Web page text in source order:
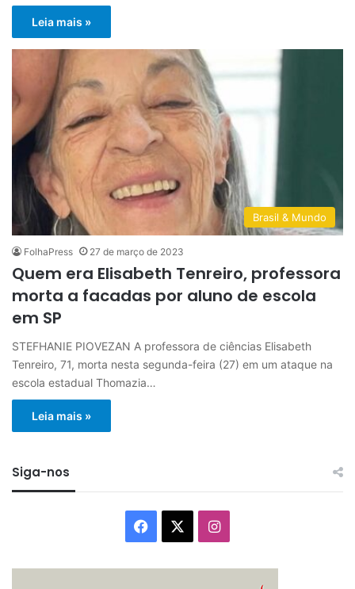
Leia mais »
Brasil & Mundo
FolhaPress 27 de março de 2023
Quem era Elisabeth Tenreiro, professora
morta a facadas por aluno de escola
em SP
STEFHANIE PIOVEZAN A professora de ciências Elisabeth
Tenreiro, 71, morta nesta segunda-feira (27) em um ataque na
escola estadual Thomazia…
Leia mais »
Siga-nos
Facebook Instagram